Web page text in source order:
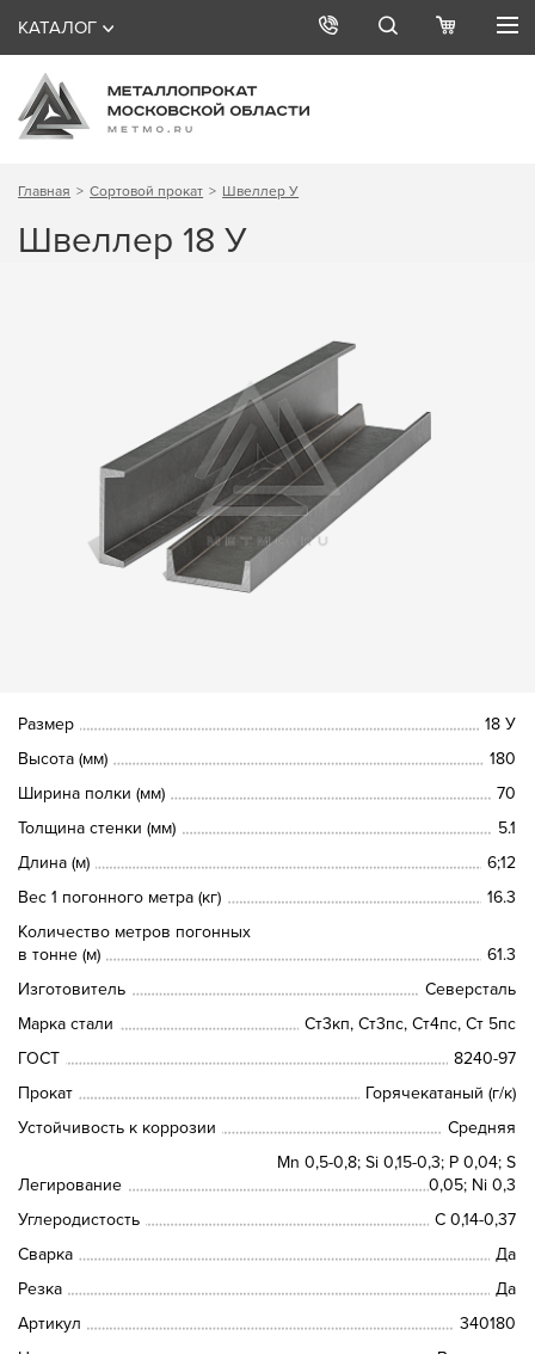
КАТАЛОГ
Главная Сортовой прокат Швеллер У
Швеллер 18 У
Размер
18 У
Высота (мм)
180
Ширина полки (мм)
70
Толщина стенки (мм)
5.1
Длина (м)
6;12
Вес 1 погонного метра (кг)
16.3
Количество метров погонных
в тонне (м)
61.3
Изготовитель
Северсталь
Марка стали
Ст3кп, Ст3пс, Ст4пс, Ст 5пс
ГОСТ
8240-97
Прокат
Горячекатаный (г/к)
Устойчивость к коррозии
Средняя
Легирование
Mn 0,5-0,8; Si 0,15-0,3; P 0,04; S
0,05; Ni 0,3
Углеродистость
C 0,14-0,37
Сварка
Да
Резка
Да
Артикул
340180